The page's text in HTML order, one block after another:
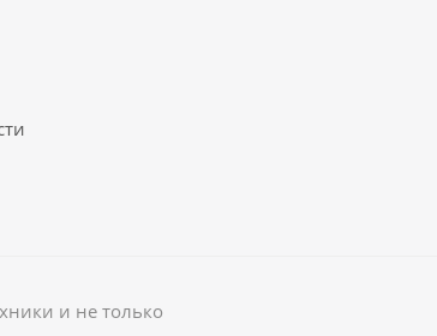
и не только